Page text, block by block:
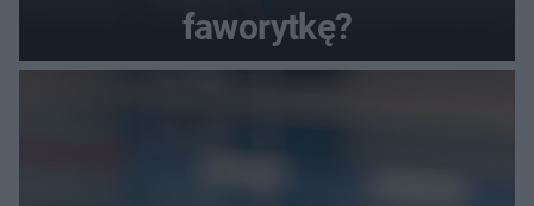
faworytkę?